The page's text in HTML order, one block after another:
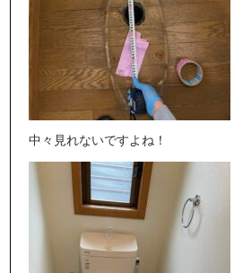
中々見れないですよね！